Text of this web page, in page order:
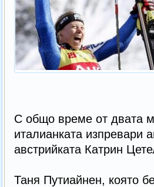
С общо време от двата
италианката изпревари
австрийката Катрин
Таня Путиайнен, която